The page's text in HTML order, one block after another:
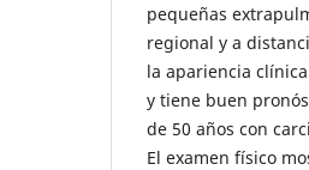
pequeñas
regional y a
la apariencia
y tiene buen
de 50 años con
El examen físico